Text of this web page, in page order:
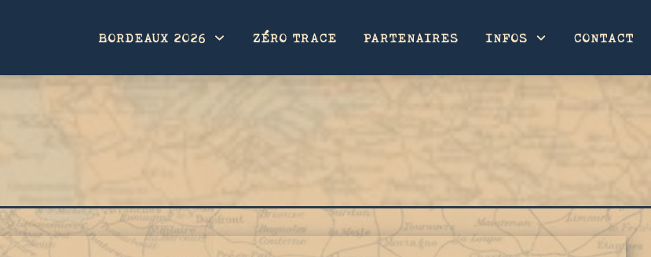
BORDEAUX 2026 ZÉRO TRACE PARTENAIRES INFOS CONTACT